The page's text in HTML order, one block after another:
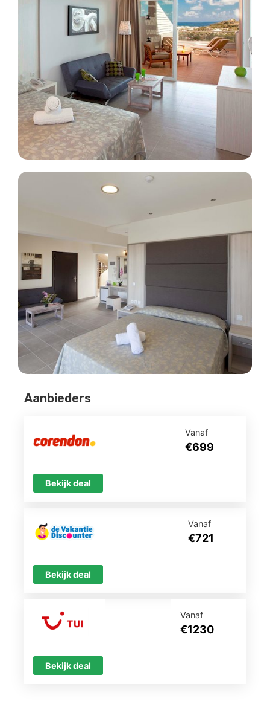
Aanbieders
Vanaf
€699
Bekijk deal
Vanaf
€721
Bekijk deal
Vanaf
€1230
Bekijk deal